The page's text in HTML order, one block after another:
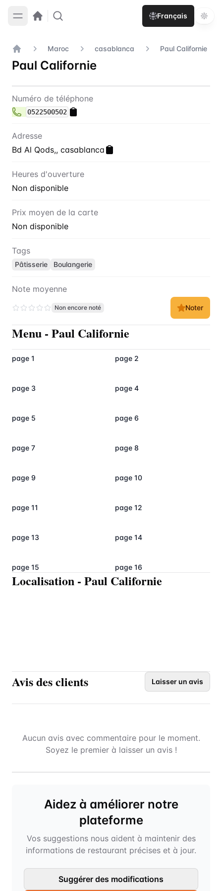
Français
Accueil
Maroc casablanca Paul Californie
Paul Californie
Contact Paul Californie
Numéro de téléphone
0522500502
Adresse
Bd Al Qods,, casablanca
Heures d'ouverture
Non disponible
Prix moyen de la carte
Non disponible
Tags
Pâtisserie Boulangerie
Note moyenne
Non encore noté Noter
Menu - Paul Californie
page 1 page 2
page 3 page 4
page 5 page 6
page 7 page 8
page 9 page 10
page 11 page 12
page 13 page 14
page 15 page 16
Localisation - Paul Californie
Avis des clients Laisser un avis
Aucun avis avec commentaire pour le moment.
Soyez le premier à laisser un avis !
Aidez à améliorer notre
plateforme
Vos suggestions nous aident à maintenir des
informations de restaurant précises et à jour.
Suggérer des modifications